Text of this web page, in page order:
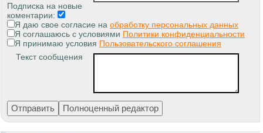
Подписка на новые
коментарии:
Я даю свое согласие на обработку персональных данных
Я соглашаюсь с условиями Политики конфиденциальности
Я принимаю условия Пользовательского соглашения
Текст сообщения